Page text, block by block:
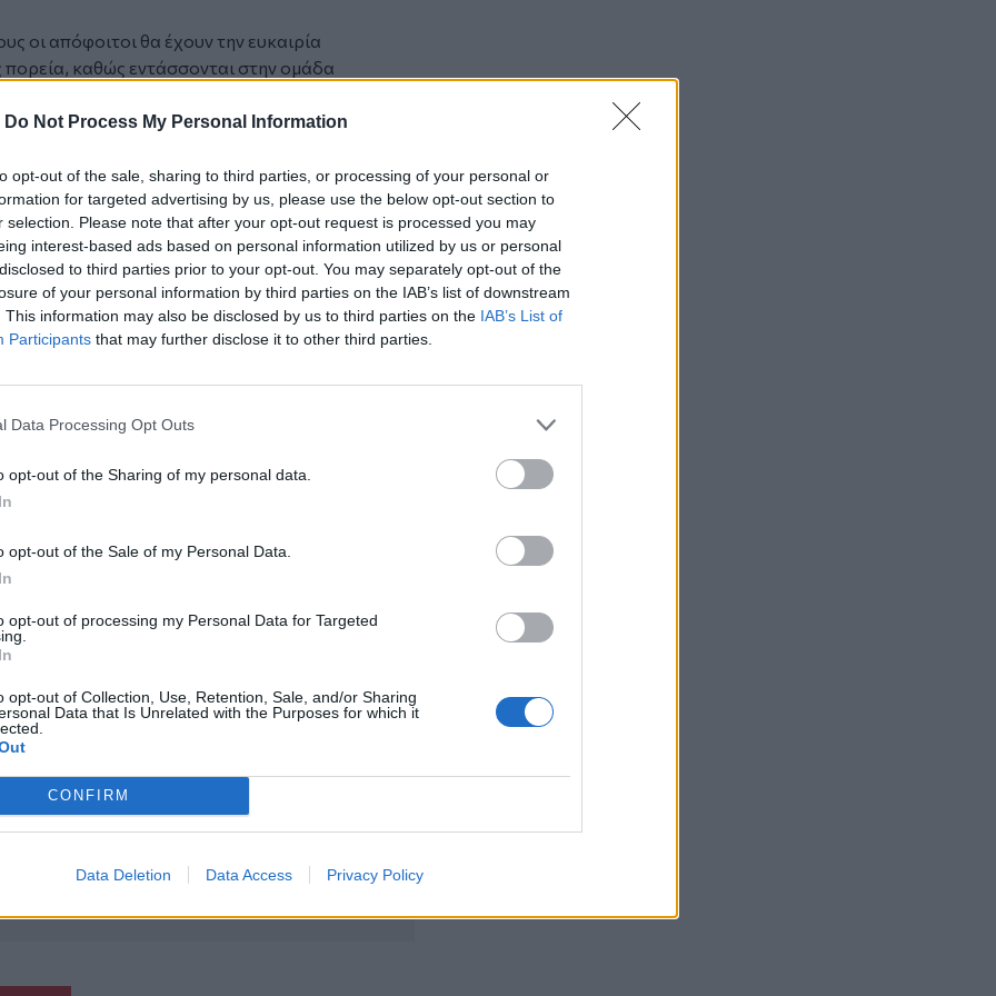
Do Not Process My Personal Information
opt-out of the sale, sharing to third parties, or processing of your personal or
for targeted advertising by us, please use the below opt-out section to
selection. Please note that after your opt-out request is processed you may
interest-based ads based on personal information utilized by us or personal
to third parties prior to your opt-out. You may separately opt-out of the
of your personal information by third parties on the IAB’s list of downstream
This information may also be disclosed by us to third parties on the IAB’s List of
Participants that may further disclose it to other third parties.
Data Processing Opt Outs
opt-out of the Sharing of my personal data.
opt-out of the Sale of my Personal Data.
opt-out of processing my Personal Data for Targeted
opt-out of Collection, Use, Retention, Sale, and/or Sharing
Data that Is Unrelated with the Purposes for which it
CONFIRM
Data Deletion Data Access Privacy Policy
οι απόφοιτοι θα έχουν την ευκαιρία
πορεία, καθώς εντάσσονται στην ομάδα
στην κορυφαία αεροπορική
σημαντικές προοπτικές εξέλιξης τόσο
μέσω της ειδικής φόρμας
Μηχανικών Αεροσκαφών │ AEGEAN)
της AEGEAN και οι ενδιαφερόμενοι
τις 22 Ιουνίου 2026.
τους αναλυτικούς όρους και τις
Υποτροφιών, οι υποψήφιοι
της AEGEANκαι να
έως Παρασκευή, 10:00 - 15:00).
servicers μετά την απόφαση του
στόχαστρο στοχευμένων ελέγχων
των ανατιμήσεων μετά την εφαρμογή
Google Newsκαι στοFacebook
μας στο
07:25